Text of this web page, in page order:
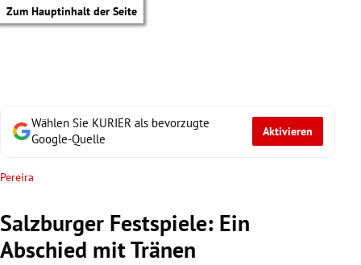
Zum Hauptinhalt der Seite
Wählen Sie KURIER als bevorzugte
Google-Quelle
Aktivieren
Pereira
Salzburger Festspiele: Ein
Abschied mit Tränen